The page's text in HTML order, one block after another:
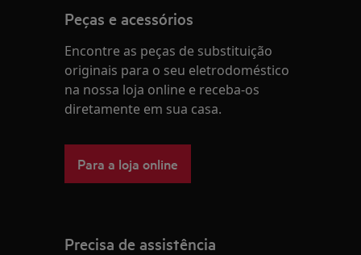
Peças e acessórios
Encontre as peças de substituição
originais para o seu eletrodoméstico
na nossa loja online e receba-os
diretamente em sua casa.
Para a loja online
Precisa de assistência